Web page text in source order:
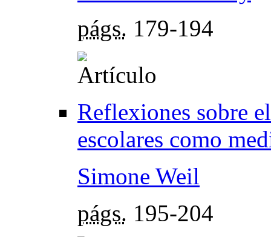
págs. 179-194
Reflexiones sobre
escolares como
Simone Weil
págs. 195-204